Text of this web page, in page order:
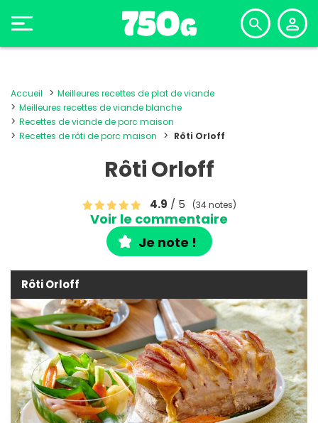
Accueil
Meilleures recettes de plat de viande
Meilleures recettes de viande blanche
Recettes de viande de porc maison
Recettes de rôti de porc maison
Rôti Orloff
Rôti Orloff
4.9 / 5 (34 notes)
Voir le commentaire
Je note !
Rôti Orloff